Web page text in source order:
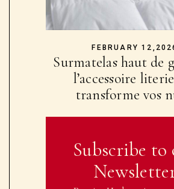
FEBRUARY
Surmatelas haut de
l’accessoire
transforme vos
Subscribe to